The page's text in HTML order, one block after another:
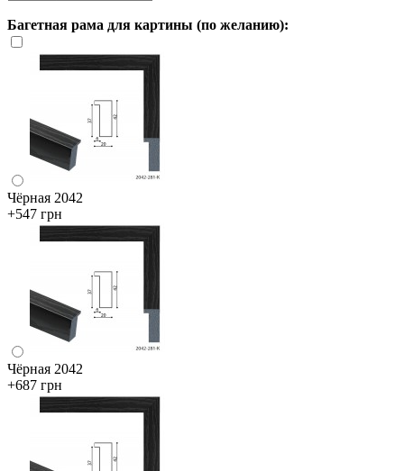
Багетная рама для картины (по желанию):
Чёрная 2042
+547 грн
Чёрная 2042
+687 грн